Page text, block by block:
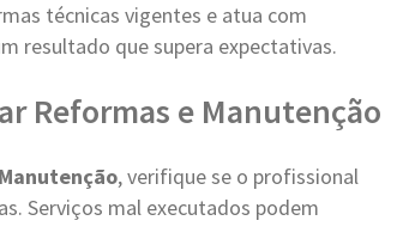
técnicas vigentes e atua com
resultado que supera expectativas.
Reformas e Manutenção
, verifique se o profissional
Serviços mal executados podem